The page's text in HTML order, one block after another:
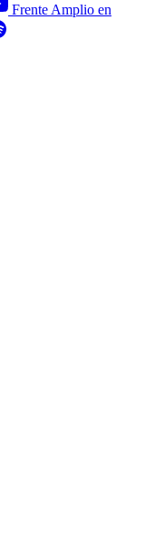
Frente Amplio en